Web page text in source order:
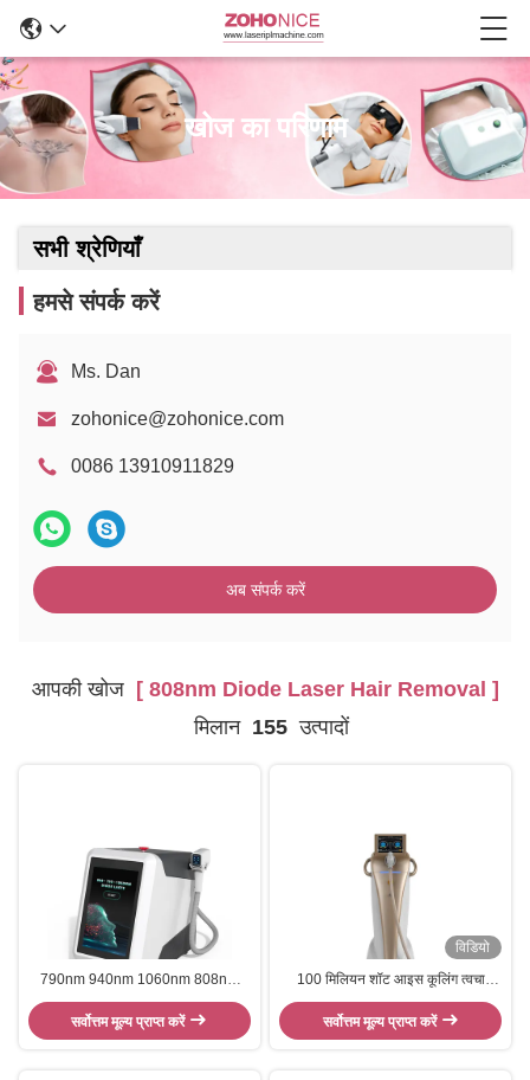
खोज का परिणाम
सभी श्रेणियाँ
हमसे संपर्क करें
Ms. Dan
zohonice@zohonice.com
0086 13910911829
अब संपर्क करें
आपकी खोज[ 808nm Diode Laser Hair Removal ]
मिलान 155उत्पादों
790nm 940nm 1060nm 808nm
डायोड लेजर बालों को हटाने शरीर के बाल
हटाने
सर्वोत्तम मूल्य प्राप्त करें
विडियो
100 मिलियन शॉट आइस कूलिंग त्वचा
कायाकल्प 755 940 1064 808nm
डायोड लेजर बाल हटाने की मशीन
सर्वोत्तम मूल्य प्राप्त करें